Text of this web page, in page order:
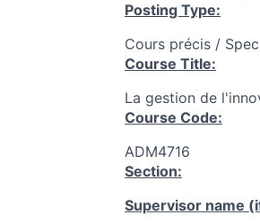
Posting Type:
Cours précis /
Course Title:
La gestion de
Course Code:
ADM4716
Section:
Supervisor name